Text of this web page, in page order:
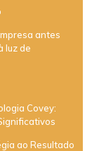
antes
luz de
Covey:
ao Resultado